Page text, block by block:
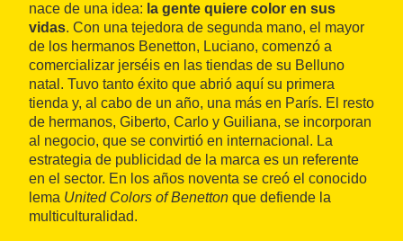
nace de una idea: la gente quiere color en sus
vidas. Con una tejedora de segunda mano, el mayor
de los hermanos Benetton, Luciano, comenzó a
comercializar jerséis en las tiendas de su Belluno
natal. Tuvo tanto éxito que abrió aquí su primera
tienda y, al cabo de un año, una más en París. El resto
de hermanos, Giberto, Carlo y Guiliana, se incorporan
al negocio, que se convirtió en internacional. La
estrategia de publicidad de la marca es un referente
en el sector. En los años noventa se creó el conocido
lema United Colors of Benetton que defiende la
multiculturalidad.